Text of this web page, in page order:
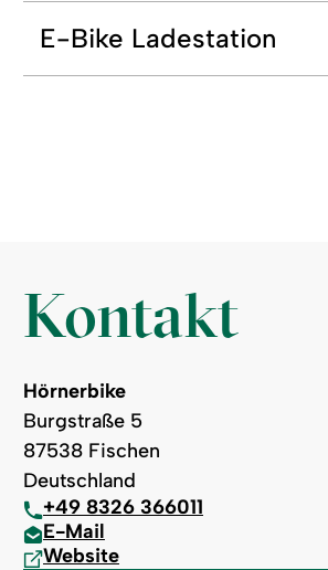
E-Bike Ladestation
Kontakt
Hörnerbike
Burgstraße 5
87538 Fischen
Deutschland
+49 8326 366011
E-Mail
Website